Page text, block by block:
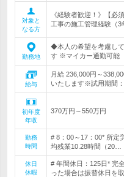
対象と
なる方
《経験者歓迎！》【
工事の施工管理経験（3
勤務地
◆本人の希望を考慮し
す ※マイカー通勤可能
給与
月給 236,000円～
いたします※試用期間
初年度
年収
370万円～550万円
勤務
時間
# 8：00～17：00* 所定
均残業10.28時間（20…
休日
休暇
# 年間休日：125日*
った場合は振替休日を